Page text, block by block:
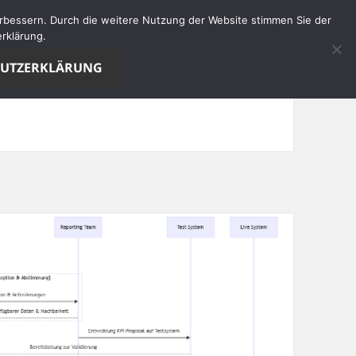
Durch die weitere Nutzung der Website stimmen Sie der